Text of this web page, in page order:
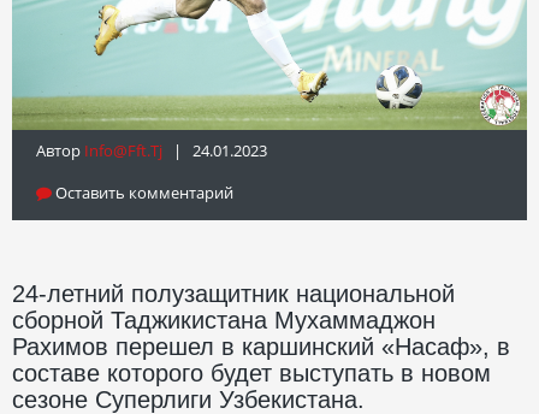
Автор Info@fft.tj | 24.01.2023
Оставить комментарий
24-летний полузащитник национальной
сборной Таджикистана Мухаммаджон
Рахимов перешел в каршинский «Насаф», в
составе которого будет выступать в новом
сезоне Суперлиги Узбекистана.